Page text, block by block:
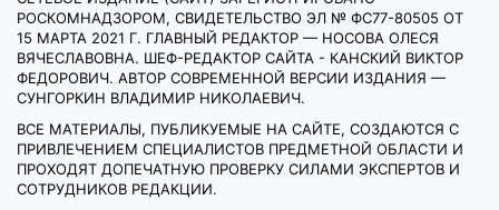
РОСКОМНАДЗОРОМ, СВИДЕТЕЛЬСТВО ЭЛ № ФС77-80505 ОТ
15 МАРТА 2021 Г. ГЛАВНЫЙ РЕДАКТОР — НОСОВА ОЛЕСЯ
ВЯЧЕСЛАВОВНА. ШЕФ-РЕДАКТОР САЙТА - КАНСКИЙ ВИКТОР
ФЕДОРОВИЧ. АВТОР СОВРЕМЕННОЙ ВЕРСИИ ИЗДАНИЯ —
СУНГОРКИН ВЛАДИМИР НИКОЛАЕВИЧ.
ВСЕ МАТЕРИАЛЫ, ПУБЛИКУЕМЫЕ НА САЙТЕ, СОЗДАЮТСЯ С
ПРИВЛЕЧЕНИЕМ СПЕЦИАЛИСТОВ ПРЕДМЕТНОЙ ОБЛАСТИ И
ПРОХОДЯТ ДОПЕЧАТНУЮ ПРОВЕРКУ СИЛАМИ ЭКСПЕРТОВ И
СОТРУДНИКОВ РЕДАКЦИИ.